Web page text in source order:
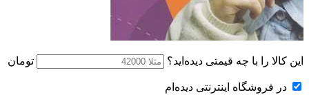
این کالا را با چه قیمتی دیده‌اید؟ تومان
در فروشگاه اینترنتی دیده‌ام